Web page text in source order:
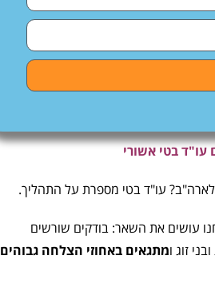
עו"ד בטי אשורי
לארה"ב? עו"ד בטי מספרת על התהליך.
עושים את השאר: בודקים שורשים
זוג ומתגאים באחוזי הצלחה גבוהים